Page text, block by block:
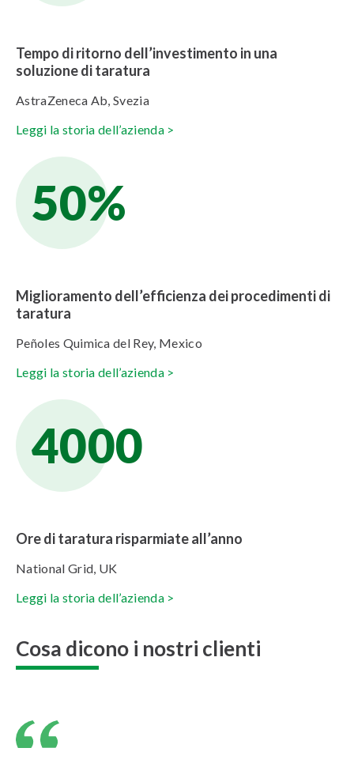
Tempo di ritorno dell’investimento in una
soluzione di taratura
AstraZeneca Ab, Svezia
Leggi la storia dell’azienda >
50%
Miglioramento dell’efficienza dei procedimenti di
taratura
Peñoles Quimica del Rey, Mexico
Leggi la storia dell’azienda >
4000
Ore di taratura risparmiate all’anno
National Grid, UK
Leggi la storia dell’azienda >
Cosa dicono i nostri clienti